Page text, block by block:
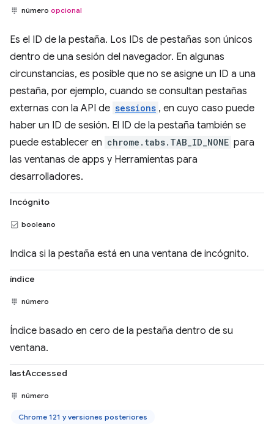
número opcional
Es el ID de la pestaña. Los IDs de pestañas son únicos
dentro de una sesión del navegador. En algunas
circunstancias, es posible que no se asigne un ID a una
pestaña, por ejemplo, cuando se consultan pestañas
externas con la API de sessions , en cuyo caso puede
haber un ID de sesión. El ID de la pestaña también se
puede establecer en chrome.tabs.TAB_ID_NONE para
las ventanas de apps y Herramientas para
desarrolladores.
Incógnito
booleano
Indica si la pestaña está en una ventana de incógnito.
índice
número
Índice basado en cero de la pestaña dentro de su
ventana.
lastAccessed
número
Chrome 121 y versiones posteriores